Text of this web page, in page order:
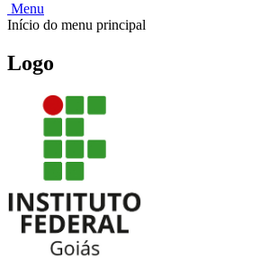
Menu
Início do menu principal
Logo